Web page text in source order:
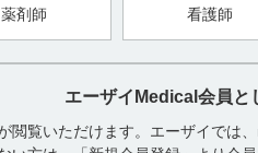
薬剤師 看護師
エーザイMedical会員と
閲覧いただけます。エーザイでは
倍であり、AUC（
）はそれぞれ
1/2
腎機能正常者及び腎機能障害患者にお
2．透析患者